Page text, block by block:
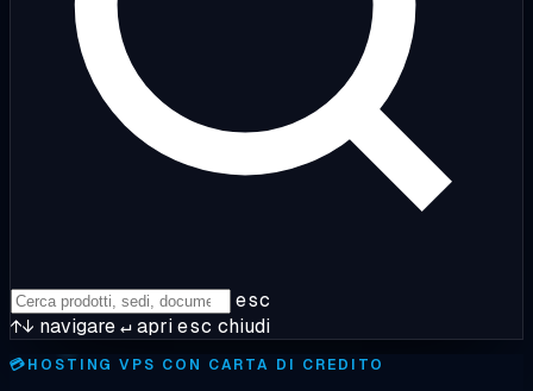
esc
↑↓ navigare↵apriesc chiudi
💳HOSTING VPS CON CARTA DI CREDITO